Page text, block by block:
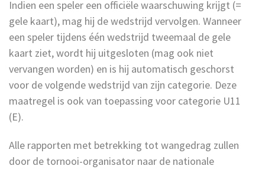
Indien een speler een officiële waarschuwing krijgt (=
gele kaart), mag hij de wedstrijd vervolgen. Wanneer
een speler tijdens één wedstrijd tweemaal de gele
kaart ziet, wordt hij uitgesloten (mag ook niet
vervangen worden) en is hij automatisch geschorst
voor de volgende wedstrijd van zijn categorie. Deze
maatregel is ook van toepassing voor categorie U11
(E).
Alle rapporten met betrekking tot wangedrag zullen
door de tornooi-organisator naar de nationale